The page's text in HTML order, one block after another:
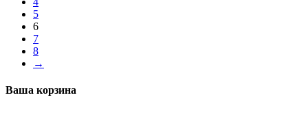
5
6
7
8
→
Ваша корзина